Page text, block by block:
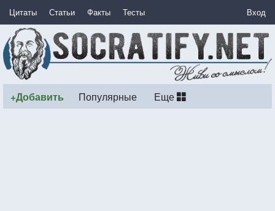
Цитаты Статьи Факты Тесты Вход
+Добавить Популярные Еще